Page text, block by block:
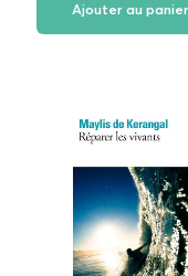
Ajouter au panier